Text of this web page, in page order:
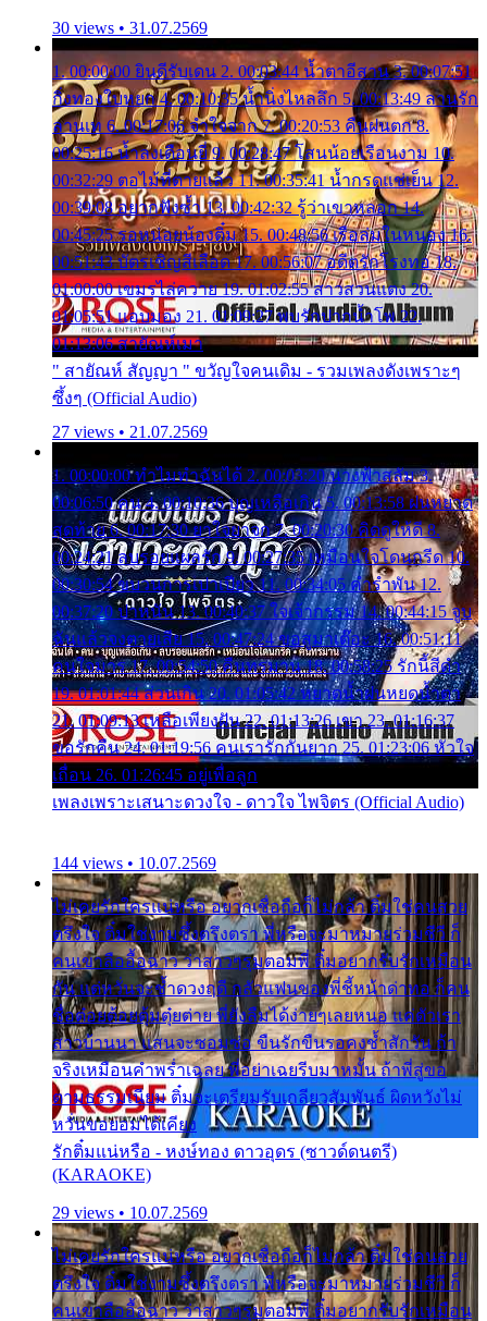
30 views • 31.07.2569
1. 00:00:00 ยินดีรับเดน 2. 00:03:44 น้ำตาอีสาน 3. 00:07:51
กิ่งทองใบหยก 4. 00:10:35 น้ำนิ่งไหลลึก 5. 00:13:49 ลานรัก
ลานเท 6. 00:17:06 จำใจจาก 7. 00:20:53 คืนฝนตก 8.
00:25:16 น้ำลงเดือนยี่ 9. 00:28:47 โสนน้อยเรือนงาม 10.
00:32:29 ตอไม้ที่ตายแล้ว 11. 00:35:41 น้ำกรดแช่เย็น 12.
00:39:08 อยากฟังซ้ำ 13. 00:42:32 รู้ว่าเขาหลอก 14.
00:45:25 รอหน่อยน้องติ๋ม 15. 00:48:56 เรือล่มในหนอง 16.
00:51:43 บัตรเชิญสีเลือด 17. 00:56:07 อดีตรักโรงทอ 18.
01:00:00 เขมรไล่ควาย 19. 01:02:55 สาวสวนแตง 20.
01:05:51 แอบมอง 21. 01:09:27 พบรักปากน้ำโพ 22.
01:13:06 สายัณห์เมา
" สายัณห์ สัญญา " ขวัญใจคนเดิม - รวมเพลงดังเพราะๆ
ซึ้งๆ (Official Audio)
27 views • 21.07.2569
1. 00:00:00 ทำไมทำฉันได้ 2. 00:03:20 นางฟ้าสลัม 3.
00:06:50 คน 4. 00:10:36 บุญเหลือเกิน 5. 00:13:58 ฝนหยาด
สุดท้าย 6. 00:17:30 ยาใจยาจก 7. 00:20:30 คิดดูให้ดี 8.
00:24:21 ลบรอยแผลรัก 9. 00:27:35 เหมือนใจโดนกรีด 10.
00:30:54 ขบวนการเปาเปียว 11. 00:34:05 คำรำพัน 12.
00:37:20 ปาหนัน 13. 00:40:37 ใจเจ้ากรรม 14. 00:44:15 จูบ
ฉันแล้วจงตายเสีย 15. 00:47:24 ขอสูมาเต๊อะ 16. 00:51:11
คนใจมาร 17. 00:54:50 คืนทรมาน 18. 00:58:25 รักนี้สีดำ
19. 01:01:44 ส่วนเกิน 20. 01:05:42 หยาดน้ำฝนหยดน้ำตา
21. 01:09:13 เหลือเพียงฝัน 22. 01:13:26 เขา 23. 01:16:37
ขอรักคืน 24. 01:19:56 คนเรารักกันยาก 25. 01:23:06 หัวใจ
เถื่อน 26. 01:26:45 อยู่เพื่อลูก
เพลงเพราะเสนาะดวงใจ - ดาวใจ ไพจิตร (Official Audio)
144 views • 10.07.2569
ไม่เคยรักใครแน่หรือ อยากเชื่อถือก็ไม่กล้า ติ๋มใช่คนสวย
ตรึงใจ ติ๋มใช่งามซึ้งตรึงตรา พี่หรือจะมาหมายร่วมชีวี ก็
คนเขาลืออื้อฉาว ว่าสาวๆรุมตอมพี่ ติ๋มอยากรับรักเหมือน
กัน แต่หวั่นจะช้ำดวงฤดี กลัวแฟนของพี่ชี้หน้าด่าทอ ก็คน
ชื่อต๋อยต้อยตุ้มตุ๋ยต่าย พี่ยังลืมได้ง่ายๆเลยหนอ แค่ตัวเรา
สาวบ้านนา แสนจะซอมซ่อ ขืนรักขืนรอคงช้ำสักวัน ถ้า
จริงเหมือนคำพร่ำเฉลย พี่อย่าเฉยรีบมาหมั้น ถ้าพี่สู่ขอ
ตามธรรมเนียม ติ๋มจะเตรียมรับเกลียวสัมพันธ์ ผิดหวังไม่
หวั่นขอยอมได้เคียง
รักติ๋มแน่หรือ - หงษ์ทอง ดาวอุดร (ซาวด์ดนตรี)
(KARAOKE)
29 views • 10.07.2569
ไม่เคยรักใครแน่หรือ อยากเชื่อถือก็ไม่กล้า ติ๋มใช่คนสวย
ตรึงใจ ติ๋มใช่งามซึ้งตรึงตรา พี่หรือจะมาหมายร่วมชีวี ก็
คนเขาลืออื้อฉาว ว่าสาวๆรุมตอมพี่ ติ๋มอยากรับรักเหมือน